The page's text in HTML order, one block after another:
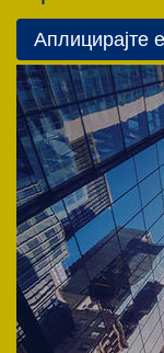
Аплицирајте